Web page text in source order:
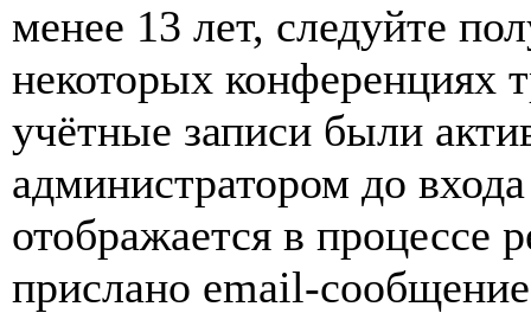
менее 13 лет, следуйте
некоторых конференциях
учётные записи были
администратором до
отображается в процессе
прислано email-